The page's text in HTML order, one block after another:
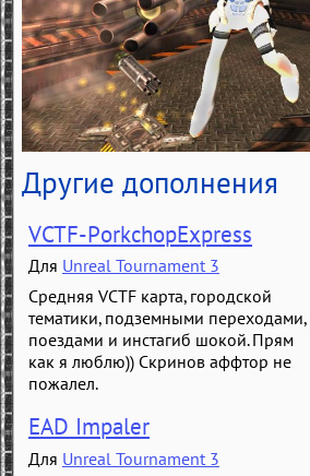
Другие дополнения
VCTF-PorkchopExpress
Для Unreal Tournament 3
Средняя VCTF карта, городской
тематики, подземными переходами,
поездами и инстагиб шокой. Прям
как я люблю)) Скринов аффтор не
пожалел.
EAD Impaler
Для Unreal Tournament 3